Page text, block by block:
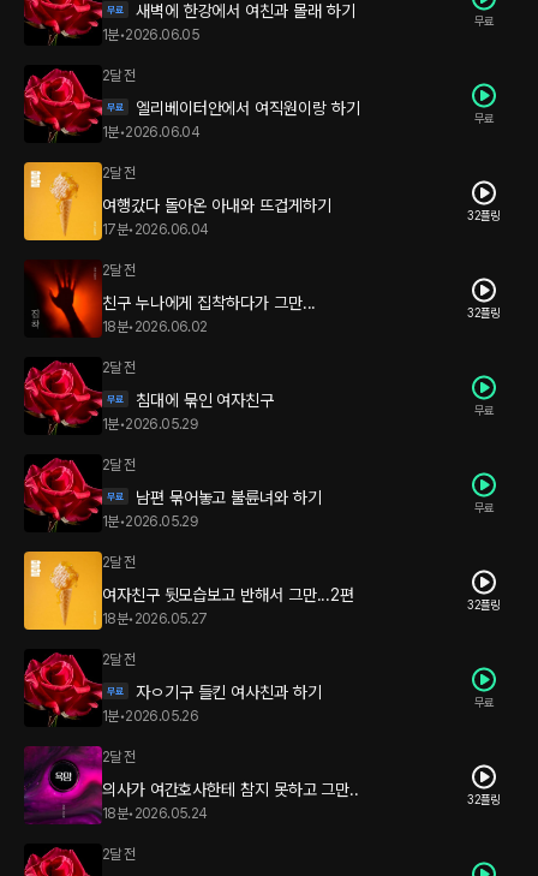
새벽에 한강에서 여친과 몰래 하기
1분•2026.06.05
무료
2달 전
엘리베이터안에서 여직원이랑 하기
1분•2026.06.04
무료
2달 전
여행갔다 돌아온 아내와 뜨겁게하기
17분• 2026.06.04
32플링
2달 전
친구 누나에게 집착하다가 그만...
18분• 2026.06.02
32플링
2달 전
침대에 묶인 여자친구
1분•2026.05.29
무료
2달 전
남편 묶어놓고 불륜녀와 하기
1분•2026.05.29
무료
2달 전
여자친구 뒷모습보고 반해서 그만...2편
18분• 2026.05.27
32플링
2달 전
자ㅇ기구 들킨 여사친과 하기
1분•2026.05.26
무료
2달 전
의사가 여간호사한테 참지 못하고 그만..
18분• 2026.05.24
32플링
2달 전